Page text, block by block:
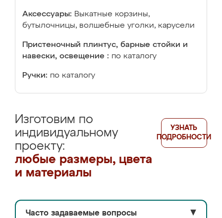
Аксессуары: Выкатные корзины,
бутылочницы, волшебные уголки, карусели
Пристеночный плинтус, барные стойки и
навески, освещение : по каталогу
Ручки: по каталогу
Изготовим по
индивидуальному
проекту:
любые размеры, цвета
и материалы
УЗНАТЬ
ПОДРОБНОСТИ
Часто задаваемые вопросы ▼